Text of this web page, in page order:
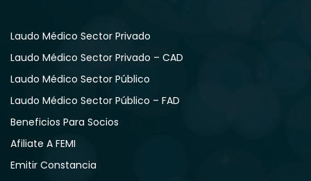
Laudo Médico Sector Privado
Laudo Médico Sector Privado – CAD
Laudo Médico Sector Público
Laudo Médico Sector Público – FAD
Beneficios Para Socios
Afiliate A FEMI
Emitir Constancia